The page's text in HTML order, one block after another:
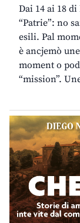
Dai 14 ai 18
“Patrie”: no
esili. Pal
è ancjemò
moment o
“mission”.